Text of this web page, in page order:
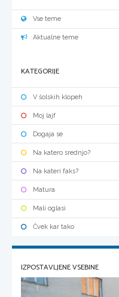
Vse teme
Aktualne teme
KATEGORIJE
V šolskih klopeh
Moj lajf
Dogaja se
Na katero srednjo?
Na kateri faks?
Matura
Mali oglasi
Čvek kar tako
IZPOSTAVLJENE VSEBINE